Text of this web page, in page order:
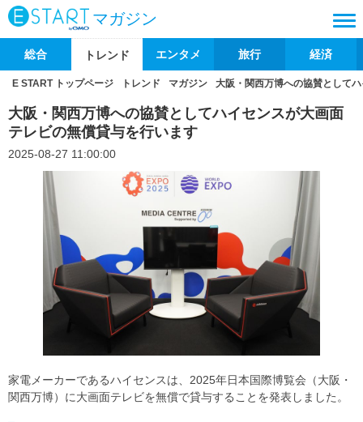
マガジン
総合 トレンド エンタメ 旅行 経済
E START トップページ トレンド マガジン 大阪・関西万博への協賛として
大阪・関西万博への協賛としてハイセンスが大画面
テレビの無償貸与を行います
2025-08-27 11:00:00
家電メーカーであるハイセンスは、2025年日本国際博覧会（大阪・
関西万博）に大画面テレビを無償で貸与することを発表しました。